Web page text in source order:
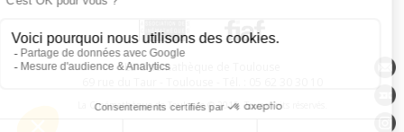
La Cinémathèque de Toulouse
La Cinémathèque de Toulouse © 2015. Tous droits réservés.